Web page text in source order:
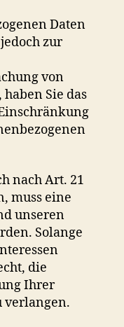
Daten
zur
von
Sie das
nach Art. 21
muss eine
unseren
Solange
die
Ihrer
verlangen.